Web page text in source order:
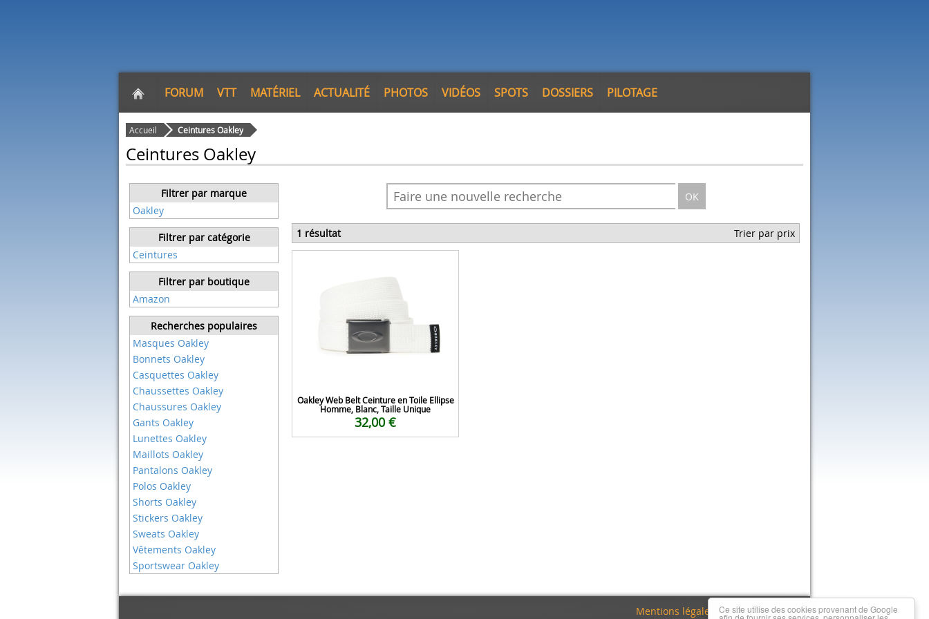
FORUM VTT MATÉRIEL ACTUALITÉ PHOTOS VIDÉOS SPOTS DOSSIERS PILOTAGE
Accueil Ceintures Oakley
Ceintures Oakley
Filtrer par marque
Oakley
Filtrer par catégorie
Ceintures
Filtrer par boutique
Amazon
Recherches populaires
Masques Oakley
Bonnets Oakley
Casquettes Oakley
Chaussettes Oakley
Chaussures Oakley
Gants Oakley
Lunettes Oakley
Maillots Oakley
Pantalons Oakley
Polos Oakley
Shorts Oakley
Stickers Oakley
Sweats Oakley
Vêtements Oakley
Sportswear Oakley
OK
1 résultat Trier par prix
Oakley Web Belt Ceinture en Toile Ellipse
Homme, Blanc, Taille Unique
32,00 €
Mentions légales |Nous contacter
Ce site utilise des cookies provenant de Google